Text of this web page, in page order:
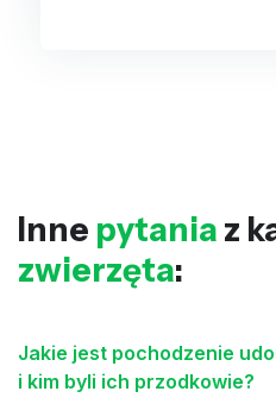
Inne pytania z
zwierzęta:
Jakie jest pochodzenie
i kim byli ich przodkowie?